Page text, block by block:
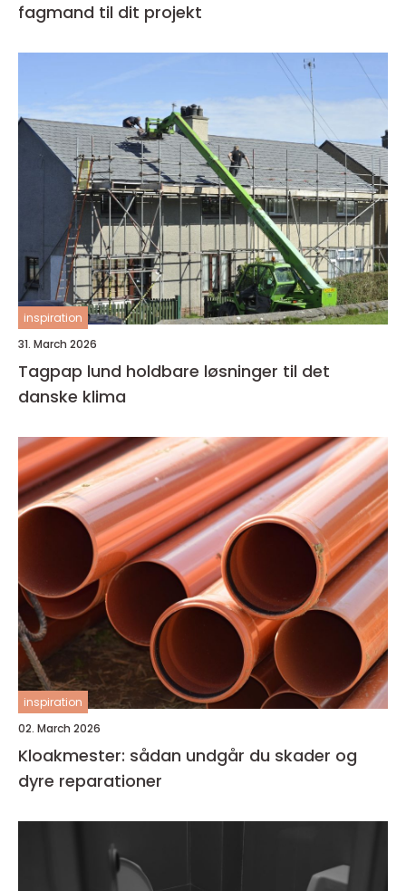
fagmand til dit projekt
inspiration
31. March 2026
Tagpap lund holdbare løsninger til det
danske klima
inspiration
02. March 2026
Kloakmester: sådan undgår du skader og
dyre reparationer